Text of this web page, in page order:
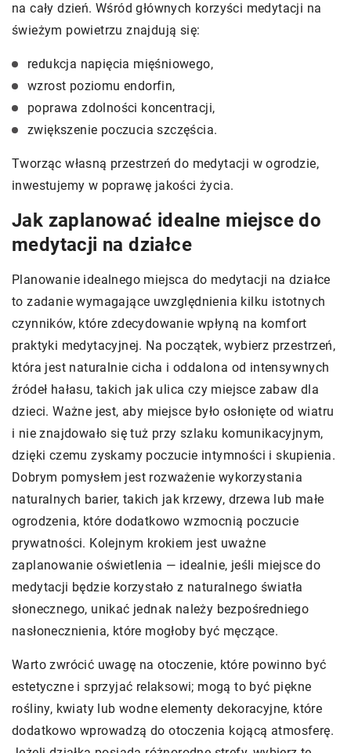
na cały dzień. Wśród głównych korzyści medytacji na
świeżym powietrzu znajdują się:
redukcja napięcia mięśniowego,
wzrost poziomu endorfin,
poprawa zdolności koncentracji,
zwiększenie poczucia szczęścia.
Tworząc własną przestrzeń do medytacji w ogrodzie,
inwestujemy w poprawę jakości życia.
Jak zaplanować idealne miejsce do
medytacji na działce
Planowanie idealnego miejsca do medytacji na działce
to zadanie wymagające uwzględnienia kilku istotnych
czynników, które zdecydowanie wpłyną na komfort
praktyki medytacyjnej. Na początek, wybierz przestrzeń,
która jest naturalnie cicha i oddalona od intensywnych
źródeł hałasu, takich jak ulica czy miejsce zabaw dla
dzieci. Ważne jest, aby miejsce było osłonięte od wiatru
i nie znajdowało się tuż przy szlaku komunikacyjnym,
dzięki czemu zyskamy poczucie intymności i skupienia.
Dobrym pomysłem jest rozważenie wykorzystania
naturalnych barier, takich jak krzewy, drzewa lub małe
ogrodzenia, które dodatkowo wzmocnią poczucie
prywatności. Kolejnym krokiem jest uważne
zaplanowanie oświetlenia — idealnie, jeśli miejsce do
medytacji będzie korzystało z naturalnego światła
słonecznego, unikać jednak należy bezpośredniego
nasłonecznienia, które mogłoby być męczące.
Warto zwrócić uwagę na otoczenie, które powinno być
estetyczne i sprzyjać relaksowi; mogą to być piękne
rośliny, kwiaty lub wodne elementy dekoracyjne, które
dodatkowo wprowadzą do otoczenia kojącą atmosferę.